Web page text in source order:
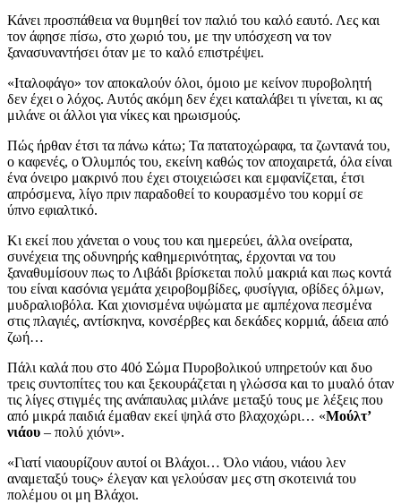
Κάνει προσπάθεια να θυμηθεί τον παλιό του καλό εαυτό. Λες και
τον άφησε πίσω, στο χωριό του, με την υπόσχεση να τον
ξανασυναντήσει όταν με το καλό επιστρέψει.
«Ιταλοφάγο» τον αποκαλούν όλοι, όμοιο με κείνον πυροβολητή
δεν έχει ο λόχος. Αυτός ακόμη δεν έχει καταλάβει τι γίνεται, κι ας
μιλάνε οι άλλοι για νίκες και ηρωισμούς.
Πώς ήρθαν έτσι τα πάνω κάτω; Τα πατατοχώραφα, τα ζωντανά του,
ο καφενές, ο Όλυμπός του, εκείνη καθώς τον αποχαιρετά, όλα είναι
ένα όνειρο μακρινό που έχει στοιχειώσει και εμφανίζεται, έτσι
απρόσμενα, λίγο πριν παραδοθεί το κουρασμένο του κορμί σε
ύπνο εφιαλτικό.
Κι εκεί που χάνεται ο νους του και ημερεύει, άλλα ονείρατα,
συνέχεια της οδυνηρής καθημερινότητας, έρχονται να του
ξαναθυμίσουν πως το Λιβάδι βρίσκεται πολύ μακριά και πως κοντά
του είναι κασόνια γεμάτα χειροβομβίδες, φυσίγγια, οβίδες όλμων,
μυδραλιοβόλα. Και χιονισμένα υψώματα με αμπέχονα πεσμένα
στις πλαγιές, αντίσκηνα, κονσέρβες και δεκάδες κορμιά, άδεια από
ζωή…
Πάλι καλά που στο 40ό Σώμα Πυροβολικού υπηρετούν και δυο
τρεις συντοπίτες του και ξεκουράζεται η γλώσσα και το μυαλό όταν
τις λίγες στιγμές της ανάπαυλας μιλάνε μεταξύ τους με λέξεις που
από μικρά παιδιά έμαθαν εκεί ψηλά στο βλαχοχώρι… «Μούλτ’
νιάου – πολύ χιόνι».
«Γιατί νιαουρίζουν αυτοί οι Βλάχοι… Όλο νιάου, νιάου λεν
αναμεταξύ τους» έλεγαν και γελούσαν μες στη σκοτεινιά του
πολέμου οι μη Βλάχοι.